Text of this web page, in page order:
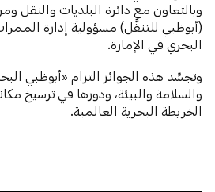
وبالتعاون مع دائرة البلديات والنقل
(أبوظبي للتنقُّل) مسؤولية إدارة
البحري في الإمارة.
وتجسِّد هذه الجوائز التزام «أبوظبي
والسلامة والبيئة، ودورها في ترسيخ
الخريطة البحرية العالمية.